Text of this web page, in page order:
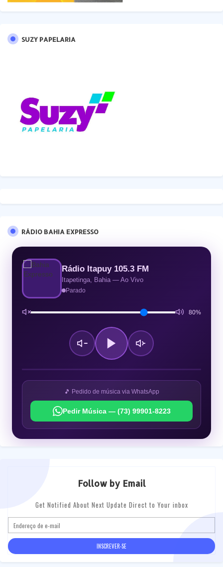
SUZY PAPELARIA
RÁDIO BAHIA EXPRESSO
Rádio Itapuy 105.3 FM
Itapetinga, Bahia — Ao Vivo
Parado
80%
🎵 Pedido de música via WhatsApp
Pedir Música — (73) 99901-8223
Follow by Email
Get Notified About Next Update Direct to Your inbox